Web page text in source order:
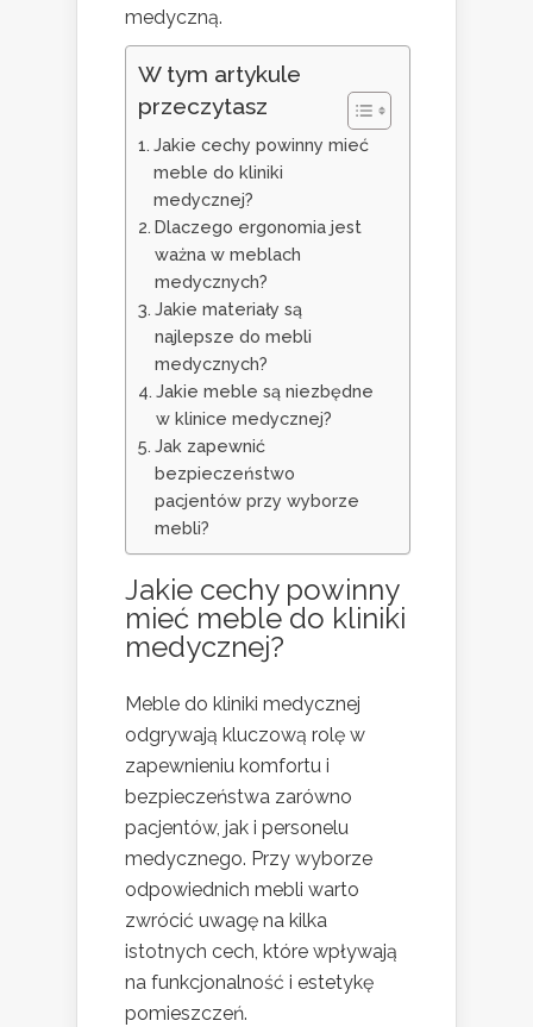
medyczną.
W tym artykule
przeczytasz
Jakie cechy powinny mieć
meble do kliniki
medycznej?
Dlaczego ergonomia jest
ważna w meblach
medycznych?
Jakie materiały są
najlepsze do mebli
medycznych?
Jakie meble są niezbędne
w klinice medycznej?
Jak zapewnić
bezpieczeństwo
pacjentów przy wyborze
mebli?
Jakie cechy powinny
mieć meble do kliniki
medycznej?
Meble do kliniki medycznej
odgrywają kluczową rolę w
zapewnieniu komfortu i
bezpieczeństwa zarówno
pacjentów, jak i personelu
medycznego. Przy wyborze
odpowiednich mebli warto
zwrócić uwagę na kilka
istotnych cech, które wpływają
na funkcjonalność i estetykę
pomieszczeń.